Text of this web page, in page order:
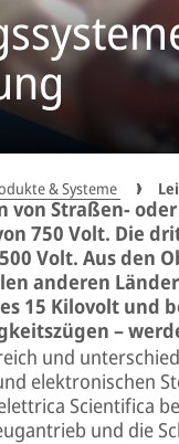
& Systeme
von Straßen-
750 Volt. Die
Volt. Aus den
anderen
15 Kilovolt und
–
und
elektronischen
Scientifica
und die